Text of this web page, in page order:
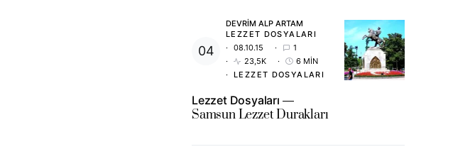
DEVRIM ALP ARTAM
LEZZET DOSYALARI
08.10.15
1
23,5K
6 MIN
LEZZET DOSYALARI
Lezzet Dosyaları
Samsun Lezzet Durakları